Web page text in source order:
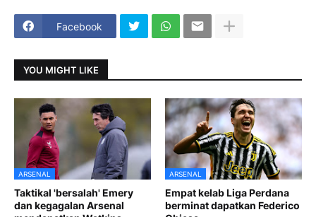
Facebook
YOU MIGHT LIKE
ARSENAL
Taktikal 'bersalah' Emery
dan kegagalan Arsenal
ARSENAL
Empat kelab Liga Perdana
berminat dapatkan Federico